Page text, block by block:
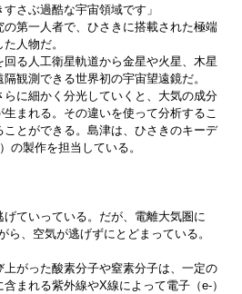
さぶ過酷な宇宙領域です」
第一人者で、ひさきに搭載された極端
人物だ。
る人工衛星軌道から金星や火星、木星
観測できる世界初の宇宙望遠鏡だ。
に細かく分光していくと、大気の成分
まれる。その違いを使って分析するこ
とができる。島津は、ひさきのキーデ
製作を担当している。
ていっている。だが、電離大気圏に
ら、空気が逃げずにとどまっている。
がった酸素分子や窒素分子は、一定の
まれる紫外線やX線によって電子（e-）